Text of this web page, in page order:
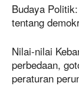
Budaya
tentang
Nilai-nilai
perbedaan,
peraturan